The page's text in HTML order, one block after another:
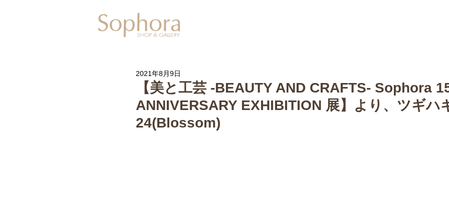
【美と工芸 -BEAUTY AND CRAFTS- Sophora
ANNIVERSARY EXHIBITION 展】より、ツギハ
24(Blossom)
2021年8月9日